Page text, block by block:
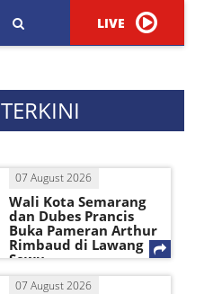
LIVE
TERKINI
07 August 2026
Wali Kota Semarang
dan Dubes Prancis
Buka Pameran Arthur
Rimbaud di Lawang
Sewu
07 August 2026